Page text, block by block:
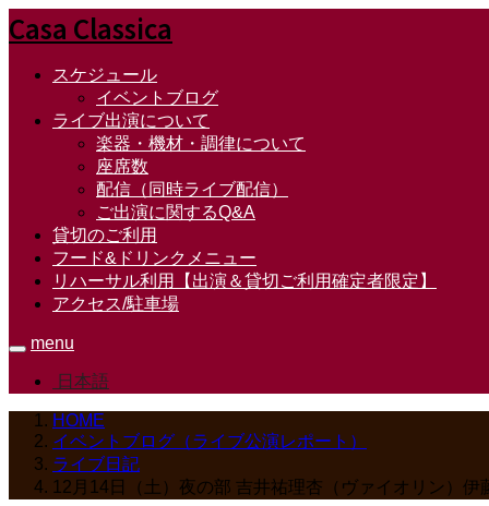
Casa Classica
スケジュール
イベントブログ
ライブ出演について
楽器・機材・調律について
座席数
配信（同時ライブ配信）
ご出演に関するQ&A
貸切のご利用
フード&ドリンクメニュー
リハーサル利用【出演＆貸切ご利用確定者限定】
アクセス/駐車場
menu
日本語
HOME
イベントブログ（ライブ公演レポート）
ライブ日記
12月14日（土）夜の部 吉井祐理杏（ヴァイオリン）